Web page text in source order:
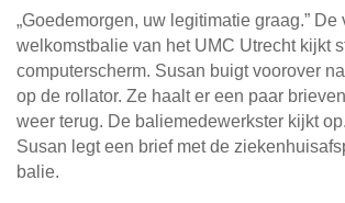
„Goedemorgen, uw legitimatie graag.” De
welkomstbalie van het UMC Utrecht kijkt
computerscherm. Susan buigt voorover
op de rollator. Ze haalt er een paar
weer terug. De baliemedewerkster kijkt
Susan legt een brief met de
balie.